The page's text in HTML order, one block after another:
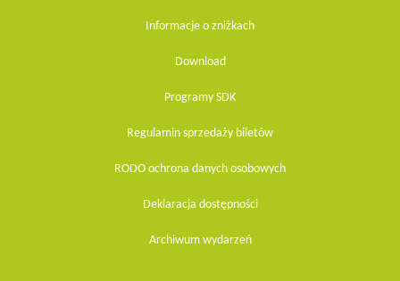
Informacje o zniżkach
Download
Programy SDK
Regulamin sprzedaży biletów
RODO ochrona danych osobowych
Deklaracja dostępności
Archiwum wydarzeń